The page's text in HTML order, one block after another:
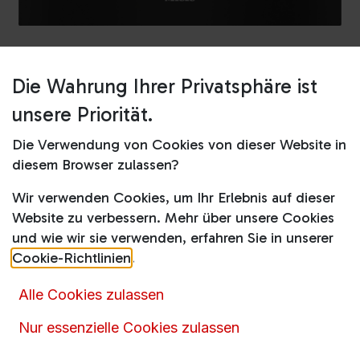
Shop
Dampfgarer
DGC 7450 Edelstahl/CleanSteel
DGC 7450 Edelstahl/CleanSteel
Gaschler-Preis
Momentan können wir keinen Preis für diesen
Artikel anzeigen.
Rufen
Sie uns an oder senden Sie uns eine
Die Wahrung Ihrer Privatsphäre ist
unsere Priorität.
Die Verwendung von Cookies von dieser Website in
diesem Browser zulassen?
Wir verwenden Cookies, um Ihr Erlebnis auf dieser
Website zu verbessern. Mehr über unsere Cookies
und wie wir sie verwenden, erfahren Sie in unserer
Cookie-Richtlinien.
Alle Cookies zulassen
Nur essenzielle Cookies zulassen